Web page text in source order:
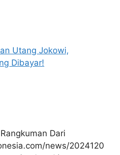
Utang Jokowi,
Dibayar!
Dari
news/2024120